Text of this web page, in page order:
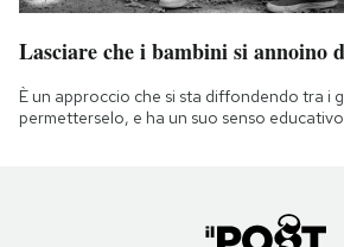
Lasciare che i bambini si annoino
È un approccio che si sta diffondendo tra i
permetterselo, e ha un suo senso